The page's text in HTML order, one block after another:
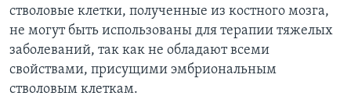
стволовые клетки, полученные из костного мозга,
не могут быть использованы для терапии тяжелых
заболеваний, так как не обладают всеми
свойствами, присущими эмбриональным
стволовым клеткам.